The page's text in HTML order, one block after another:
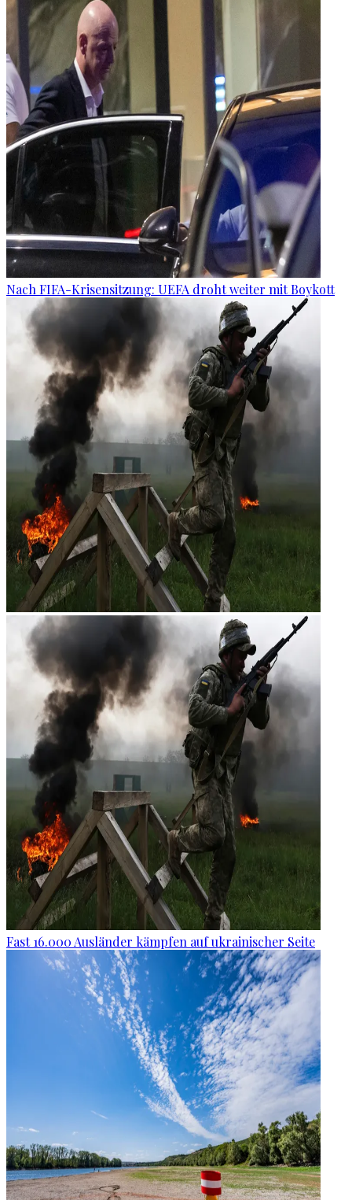
Nach FIFA-Krisensitzung: UEFA droht weiter mit Boykott
Fast 16.000 Ausländer kämpfen auf ukrainischer Seite